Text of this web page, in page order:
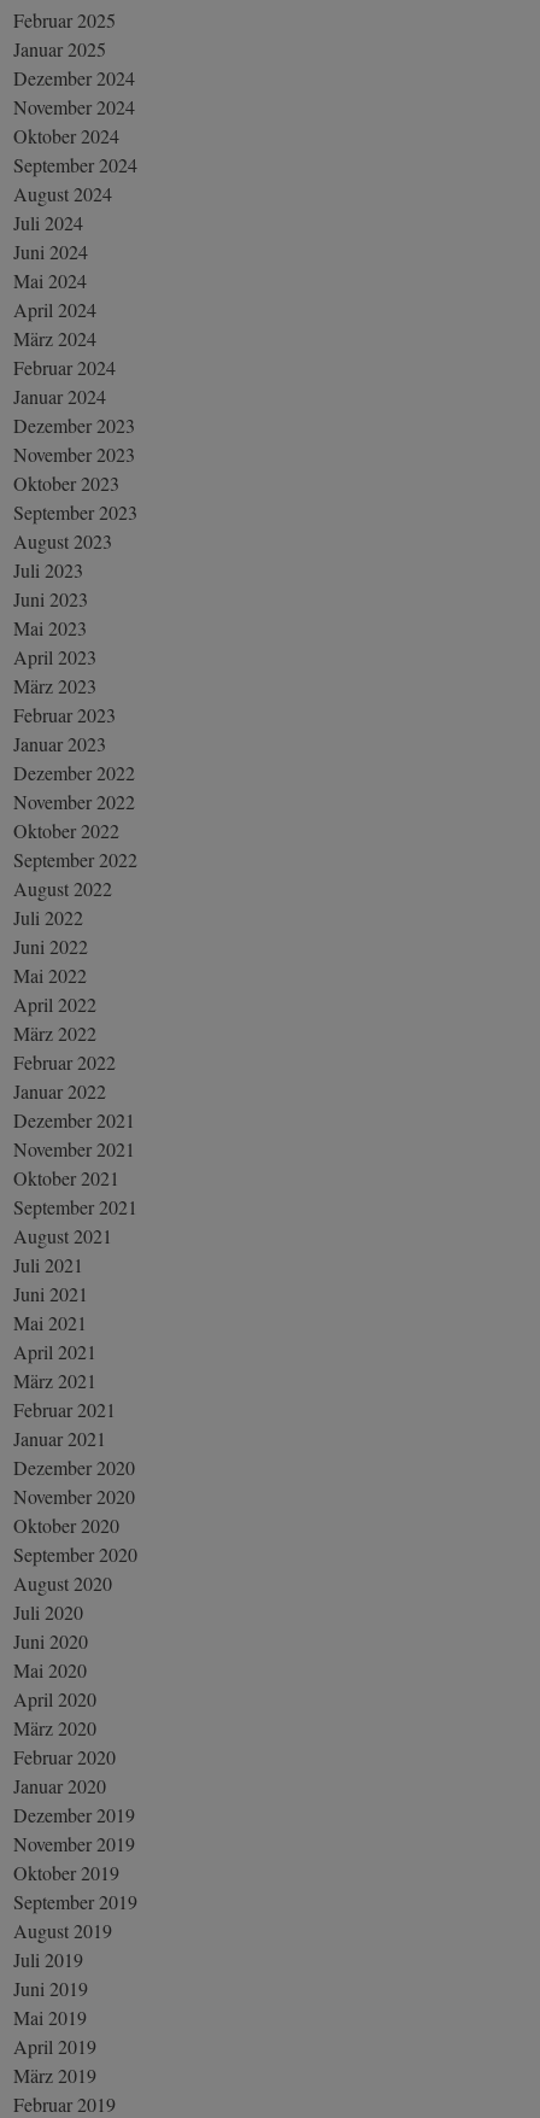
Februar 2025
Januar 2025
Dezember 2024
November 2024
Oktober 2024
September 2024
August 2024
Juli 2024
Juni 2024
Mai 2024
April 2024
März 2024
Februar 2024
Januar 2024
Dezember 2023
November 2023
Oktober 2023
September 2023
August 2023
Juli 2023
Juni 2023
Mai 2023
April 2023
März 2023
Februar 2023
Januar 2023
Dezember 2022
November 2022
Oktober 2022
September 2022
August 2022
Juli 2022
Juni 2022
Mai 2022
April 2022
März 2022
Februar 2022
Januar 2022
Dezember 2021
November 2021
Oktober 2021
September 2021
August 2021
Juli 2021
Juni 2021
Mai 2021
April 2021
März 2021
Februar 2021
Januar 2021
Dezember 2020
November 2020
Oktober 2020
September 2020
August 2020
Juli 2020
Juni 2020
Mai 2020
April 2020
März 2020
Februar 2020
Januar 2020
Dezember 2019
November 2019
Oktober 2019
September 2019
August 2019
Juli 2019
Juni 2019
Mai 2019
April 2019
März 2019
Februar 2019